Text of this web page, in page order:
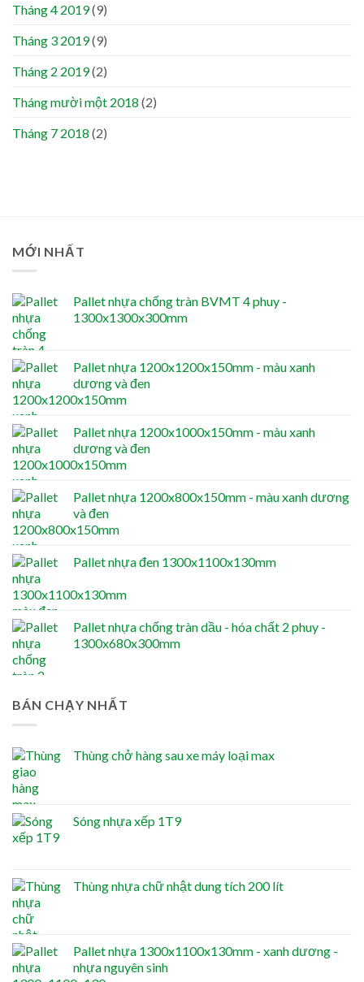
Tháng 4 2019(9)
Tháng 3 2019(9)
Tháng 2 2019(2)
Tháng mười một 2018 (2)
Tháng 7 2018 (2)
MỚI NHẤT
Pallet nhựa chống tràn BVMT 4 phuy -
1300x1300x300mm
Pallet nhựa 1200x1200x150mm - màu xanh
dương và đen
Pallet nhựa 1200x1000x150mm - màu xanh
dương và đen
Pallet nhựa 1200x800x150mm - màu xanh dương
và đen
Pallet nhựa đen 1300x1100x130mm
Pallet nhựa chống tràn dầu - hóa chất 2 phuy -
1300x680x300mm
BÁN CHẠY NHẤT
Thùng chở hàng sau xe máy loại max
Sóng nhựa xếp 1T9
Thùng nhựa chữ nhật dung tích 200 lít
Pallet nhựa 1300x1100x130mm - xanh dương -
nhựa nguyên sinh